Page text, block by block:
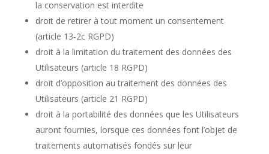
la conservation est interdite
droit de retirer à tout moment un consentement
(article 13-2c RGPD)
droit à la limitation du traitement des données des
Utilisateurs (article 18 RGPD)
droit d’opposition au traitement des données des
Utilisateurs (article 21 RGPD)
droit à la portabilité des données que les Utilisateurs
auront fournies, lorsque ces données font l’objet de
traitements automatisés fondés sur leur